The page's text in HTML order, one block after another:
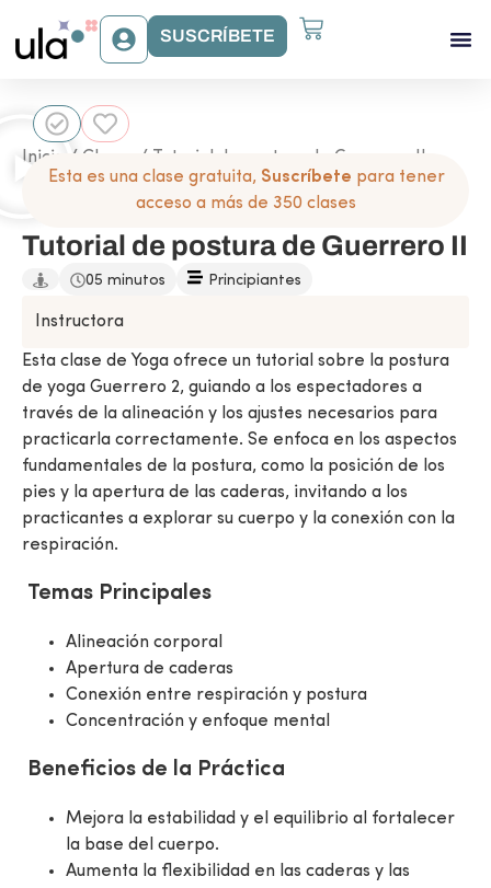
SUSCRÍBETE
Inicio / Clases
/ Tutorial de postura de Guerrero II
Esta es una clase gratuita, Suscríbete para tener
acceso a más de 350 clases
Tutorial de postura de Guerrero II
05 minutos Principiantes
Instructora
Esta clase de Yoga ofrece un tutorial sobre la postura
de yoga Guerrero 2, guiando a los espectadores a
través de la alineación y los ajustes necesarios para
practicarla correctamente. Se enfoca en los aspectos
fundamentales de la postura, como la posición de los
pies y la apertura de las caderas, invitando a los
practicantes a explorar su cuerpo y la conexión con la
respiración.
Temas Principales
Alineación corporal
Apertura de caderas
Conexión entre respiración y postura
Concentración y enfoque mental
Beneficios de la Práctica
Mejora la estabilidad y el equilibrio al fortalecer
la base del cuerpo.
Aumenta la flexibilidad en las caderas y las